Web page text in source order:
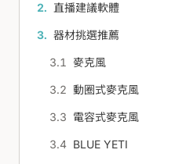
直播建議軟體
器材挑選推薦
麥克風
動圈式麥克風
電容式麥克風
BLUE YETI